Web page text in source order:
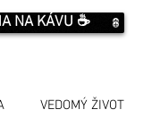
NA KÁVU ☕️
VEDOMÝ ŽIVOT